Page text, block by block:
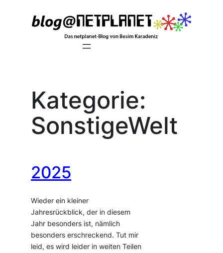
Kategorie:
SonstigeWelt
2025
Wieder ein kleiner
Jahresrückblick, der in diesem
Jahr besonders ist, nämlich
besonders erschreckend. Tut mir
leid, es wird leider in weiten Teilen